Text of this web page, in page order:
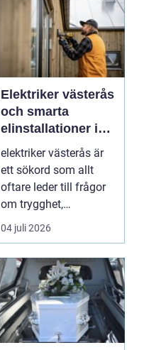
Elektriker västerås
och smarta
elinstallationer i
vardagen
elektriker västerås är
ett sökord som allt
oftare leder till frågor
om trygghet,
energioptimering oc...
04 juli 2026